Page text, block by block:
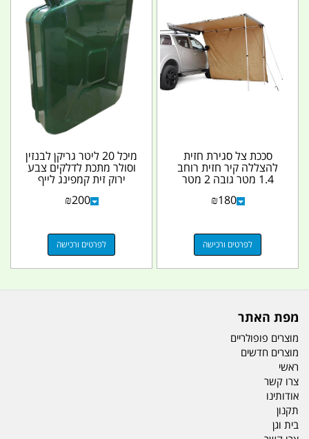
סככת צל סגירת חזית
להצללה קיר חזית רוחב
1.4 מטר גובה 2 מטר
₪180
לפרטים ורכישה
מיכל 20 ליטר גריקן לבנזין
וסולר מתכת לדלקים צבע
ירוק זית קמפינג לייף
₪200
לפרטים ורכישה
מפת האתר
מוצרים פופולריים
מוצרים חדשים
ראשי
צרו קשר
אודותינו
תקנון
בית וגן